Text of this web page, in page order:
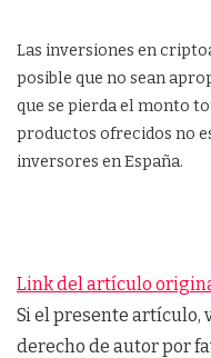
Las inversiones en
posible que no sean
que se pierda el monto
productos ofrecidos no
inversores en España.
Link del artículo
Si el presente artículo,
derecho de autor por